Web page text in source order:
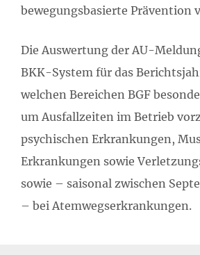
bewegungsbasierte Prävention
Die Auswertung der AU-
BKK-System für das
welchen Bereichen BGF
um Ausfallzeiten im Betrieb
psychischen Erkrankungen,
Erkrankungen sowie
sowie – saisonal zwischen
– bei Atemwegserkrankungen.